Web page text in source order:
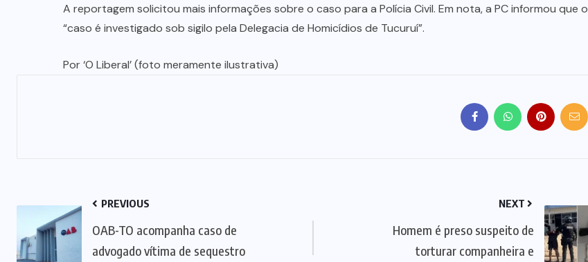
A reportagem solicitou mais informações sobre o caso para a Polícia Civil. Em nota, a PC informou que o
“caso é investigado sob sigilo pela Delegacia de Homicídios de Tucuruí”.
Por ‘O Liberal’ (foto meramente ilustrativa)
PREVIOUS
OAB-TO acompanha caso de
advogado vítima de sequestro
NEXT
Homem é preso suspeito de
torturar companheira e